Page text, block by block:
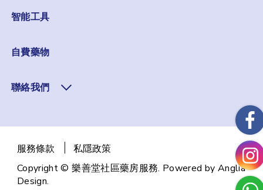
智能工具
自費藥物
聯絡我們
服務條款
私隱政策
Copyright © 樂善堂社區藥房服務. Powered by Anglia
Design.